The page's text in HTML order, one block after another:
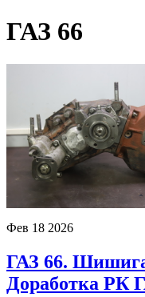
ГАЗ 66
Фев 18 2026
ГАЗ 66.
Доработка РК